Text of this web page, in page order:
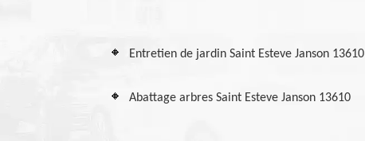
Entretien de jardin Saint Esteve Janson 13610
Abattage arbres Saint Esteve Janson 13610